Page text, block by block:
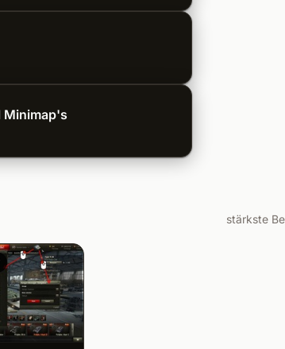
Minimap's
stärkste